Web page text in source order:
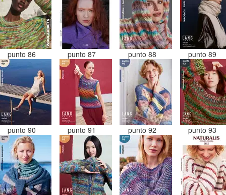
punto 86 punto 87 punto 88 punto 89
punto 90 punto 91 punto 92 punto 93